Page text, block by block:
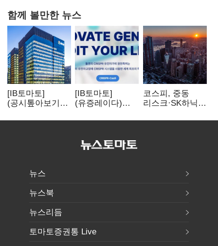
함께 볼만한 뉴스
[IB토마토]
(공시톺아보기)
바로 매출로
[IB토마토]
(유증레이다)
3분의 1 토막…
비용부터 챙긴다
코스피, 중동
리스크·SK하닉
뒷걸음
뉴스
뉴스북
뉴스리듬
토마토증권통 Live